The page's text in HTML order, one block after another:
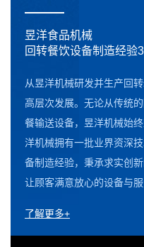
昱洋食品机械
回转餐饮设备制造经验
从昱洋机械研发并生产回
高层次发展。无论从传统
餐输送设备，昱洋机械始
洋机械拥有一批业界资深
备制造经验，秉承求实创
让顾客满意放心的设备与服
了解更多+